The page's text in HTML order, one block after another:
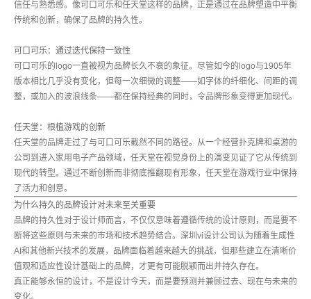
信任与熟悉感。像可口可乐和任天堂这样的品牌，正是通过在品牌塑造中平衡
传统和创新，确保了品牌的持久性。
可口可乐：通过迭代保持一致性
可口可乐的logo一直被视为品牌长久不衰的象征。尽管如今的logo与1905年
版本相比几乎没有变化，但每一次细微的调整——如字体的纤细化、间距的调
整，或加入的波浪线条——都在保持经典的同时，令品牌形象变得更加现代。
任天堂：根植游戏的创新
任天堂的品牌走过了与可口可乐截然不同的路径。从一个经营扑克牌和桌游的
公司到进入家用电子产品领域，任天堂在视觉身份上的演变见证了它从传统到
现代的转型。通过不断创新而非彻底推翻现有形象，任天堂在游戏行业中保持
了活力和创意。
为什么持久的品牌设计对未来至关重要
品牌的持久性对于设计师而言，不仅仅意味着遵循传统的设计原则，而是要不
断将这些原则与未来的市场和技术趋势结合。深圳vi设计公司认为随着生成性
AI和其他新兴技术的发展，品牌面临着越来越大的挑战，但那些建立在清晰价
值观和适应性设计基础上的品牌，才更有可能脱颖而出并持久存在。
真正能够永恒的设计，不是设计今天，而是要预测并兼顾过去、现在与未来的